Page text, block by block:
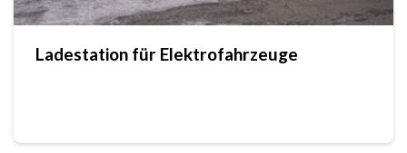
Ladestation für Elektrofahrzeuge